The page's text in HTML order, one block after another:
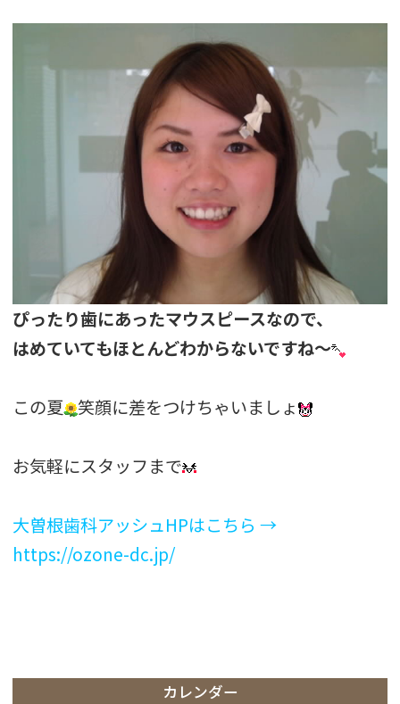
ぴったり歯にあったマウスピースなので、
はめていてもほとんどわからないですね～
この夏 笑顔に差をつけちゃいましょ
お気軽にスタッフまで
大曽根歯科アッシュHPはこちら →
https://ozone-dc.jp/
カレンダー